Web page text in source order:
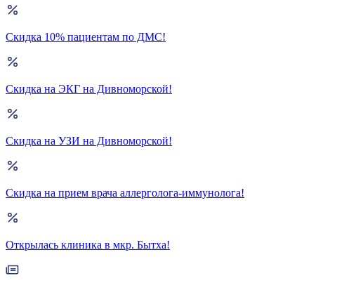
Скидка 10% пациентам по ДМС!
Скидка на ЭКГ на Дивноморской!
Скидка на УЗИ на Дивноморской!
Скидка на прием врача аллерголога-иммунолога!
Открылась клиника в мкр. Бытха!